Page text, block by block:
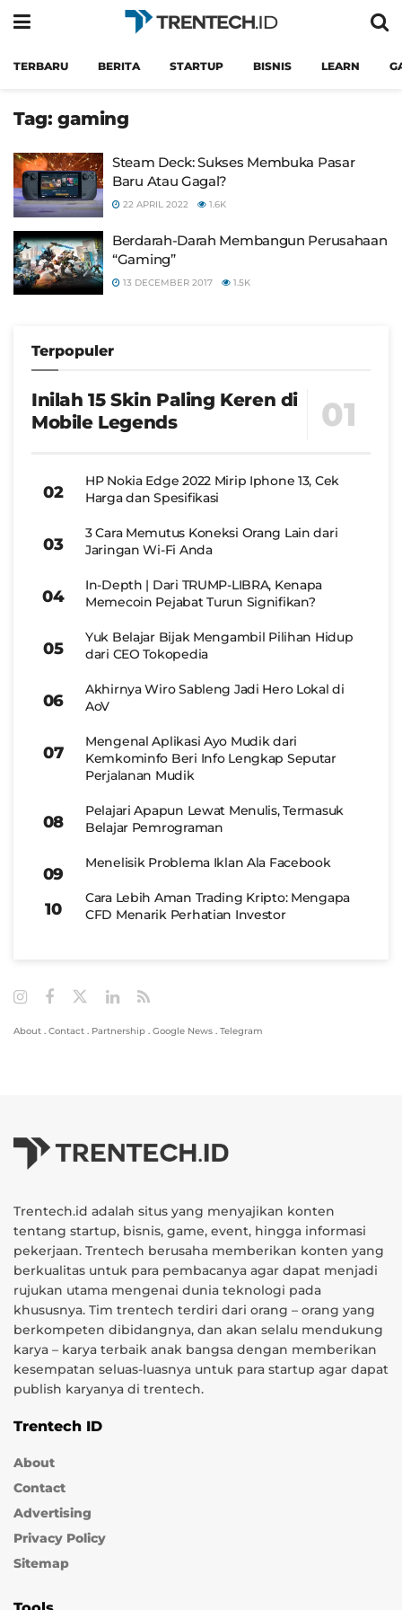
TERBARU BERITA STARTUP BISNIS LEARN
Tag: gaming
Steam Deck: Sukses Membuka Pasar
Baru Atau Gagal?
22 APRIL 2022 1.6K
Berdarah-Darah Membangun Perusahaan
“Gaming”
13 DECEMBER 2017 1.5K
Terpopuler
Inilah 15 Skin Paling Keren di
Mobile Legends
HP Nokia Edge 2022 Mirip Iphone 13, Cek
Harga dan Spesifikasi
3 Cara Memutus Koneksi Orang Lain dari
Jaringan Wi-Fi Anda
In-Depth | Dari TRUMP-LIBRA, Kenapa
Memecoin Pejabat Turun Signifikan?
Yuk Belajar Bijak Mengambil Pilihan Hidup
dari CEO Tokopedia
Akhirnya Wiro Sableng Jadi Hero Lokal di
AoV
Mengenal Aplikasi Ayo Mudik dari
Kemkominfo Beri Info Lengkap Seputar
Perjalanan Mudik
Pelajari Apapun Lewat Menulis, Termasuk
Belajar Pemrograman
Menelisik Problema Iklan Ala Facebook
Cara Lebih Aman Trading Kripto: Mengapa
CFD Menarik Perhatian Investor
About . Contact . Partnership . Google News . Telegram
Trentech.id adalah situs yang menyajikan konten
tentang startup, bisnis, game, event, hingga informasi
pekerjaan. Trentech berusaha memberikan konten yang
berkualitas untuk para pembacanya agar dapat menjadi
rujukan utama mengenai dunia teknologi pada
khususnya. Tim trentech terdiri dari orang – orang yang
berkompeten dibidangnya, dan akan selalu mendukung
karya – karya terbaik anak bangsa dengan memberikan
kesempatan seluas-luasnya untuk para startup agar dapat
publish karyanya di trentech.
Trentech ID
About
Contact
Advertising
Privacy Policy
Sitemap